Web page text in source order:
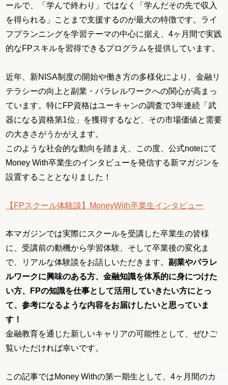
ールで、「学んで終わり」ではなく「学んだその先で収入
を得られる」ことまで支援するのが最大の特徴です。ライ
フプランニングを学習テーマの中心に据え、4ヶ月間で実践
的なFPスキルを習得できるプログラムを提供しています。
近年、新NISA制度の開始や働き方の多様化により、金融リ
テラシーの向上と副業・パラレルワークへの関心が高まっ
ています。特にFP資格はユーキャンの調査で3年連続「武
器になる資格第1位」を獲得するなど、その市場価値と需要
の大きさがうかがえます。
このような社会的な動向を踏まえ、この度、公式noteにて
Money With卒業生のインタビューを発信する新マガジンを
設置することとなりました！
【FPスクール体験談】MoneyWith卒業生インタビュー
本マガジンでは実際にスクールを受講した卒業生の皆様
に、受講前の動機から学習体験、そして卒業後の変化ま
で、リアルな体験談をお話しいただきます。副業やパラレ
ルワークに興味のある方、金融知識を体系的に身につけた
い方、FPの知識を仕事として活用していきたい方にとっ
て、参考になるような内容をお届けしたいと思っていま
す！
金融教育を通じた新しいキャリアの可能性として、ぜひご
覧いただければ幸いです。
この記事ではMoney Withの第一期生として、4ヶ月間のカ